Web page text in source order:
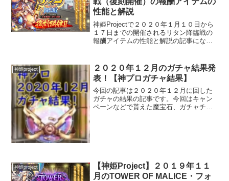
性能と解説
神姫Projectで２０２０年１月１０日から
１７日までの開催されるリタン降臨戦の
報酬アイテムの性能と解説の記事になり
い。報酬アイテム幻獣SSR／リタン／雷
属性幻獣のステ...
神姫project
２０２０年１２月のガチャ結果発
表！【神プロガチャ結果】
今回の記事は２０２０年１２月に回した
ガチャの結果の記事です。今回はキャン
ペーンなどで貰えた魔宝石、ガチャチケ
神姫project
【神姫Project】２０１９年１１
月のTOWER OF MALICE・フォ